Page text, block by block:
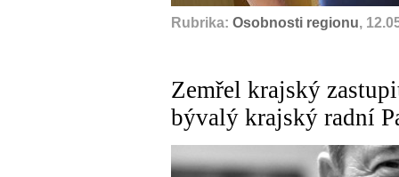
Rubrika: Osobnosti regionu,
Zemřel krajský
bývalý krajský radní